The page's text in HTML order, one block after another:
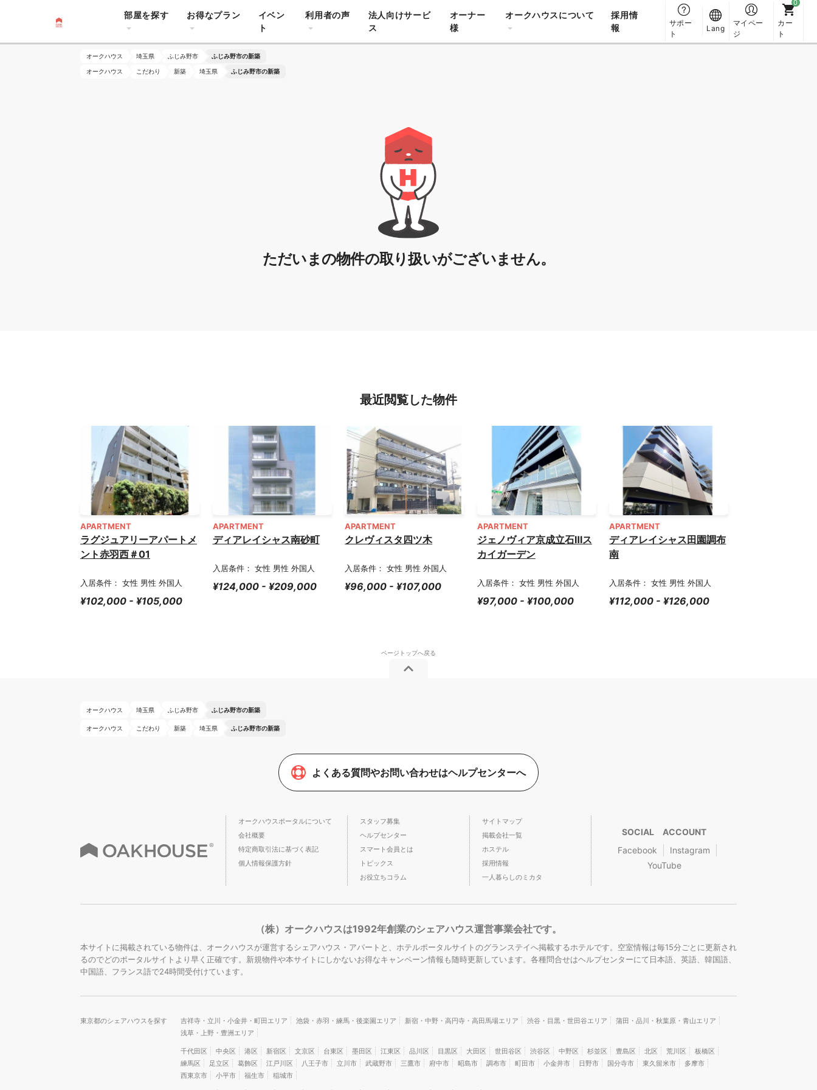
部屋を探す お得なプラン
イベン
ト
利用者の声
法人向けサービ
ス
オーナー
様
オークハウスについて
採用情
報
サポー
ト
Lang
マイペー
ジ
カー
ト
オークハウス 埼玉県 ふじみ野市 ふじみ野市の新築
オークハウス こだわり 新築 埼玉県 ふじみ野市の新築
ただいまの物件の取り扱いがございません。
最近閲覧した物件
APARTMENT
ラグジュアリーアパートメ
ント赤羽西＃01
入居条件： 女性 男性 外国人
¥102,000 - ¥105,000
APARTMENT
ディアレイシャス南砂町
入居条件： 女性 男性 外国人
¥124,000 - ¥209,000
APARTMENT
クレヴィスタ四ツ木
入居条件： 女性 男性 外国人
¥96,000 - ¥107,000
APARTMENT
ジェノヴィア京成立石Ⅲス
カイガーデン
入居条件： 女性 男性 外国人
¥97,000 - ¥100,000
APARTMENT
ディアレイシャス田園調布
南
入居条件： 女性 男性 外国人
¥112,000 - ¥126,000
オークハウス 埼玉県 ふじみ野市 ふじみ野市の新築
オークハウス こだわり 新築 埼玉県 ふじみ野市の新築
よくある質問やお問い合わせはヘルプセンターへ
オークハウスポータルについて
会社概要
特定商取引法に基づく表記
個人情報保護方針
スタッフ募集
ヘルプセンター
スマート会員とは
トピックス
お役立ちコラム
サイトマップ
掲載会社一覧
ホステル
採用情報
一人暮らしのミカタ
SOCIAL ACCOUNT
Facebook
Instagram
YouTube
（株）オークハウスは1992年創業のシェアハウス運営事業会社です。
本サイトに掲載されている物件は、オークハウスが運営するシェアハウス・アパートと、ホテルポータルサイトのグランステイへ掲載するホテルです。空室情報は毎15分ごとに更新され
るのでどのポータルサイトより早く正確です。新規物件や本サイトにしかないお得なキャンペーン情報も随時更新しています。各種問合せはヘルプセンターにて日本語、英語、韓国語、
中国語、フランス語で24時間受付けています。
東京都のシェアハウスを探す 吉祥寺・立川・小金井・町田エリア 池袋・赤羽・練馬・後楽園エリア 新宿・中野・高円寺・高田馬場エリア 渋谷・目黒・世田谷エリア
蒲田・品川・秋葉原・青山エリア
浅草・上野・豊洲エリア
千代田区 中央区 港区 新宿区 文京区 台東区 墨田区 江東区 品川区 目黒区 大田区 世田谷区 渋谷区 中野区 杉並区 豊島区 北区 荒川区
板橋区
練馬区
足立区 葛飾区 江戸川区 八王子市 立川市 武蔵野市 三鷹市 府中市 昭島市 調布市 町田市 小金井市 日野市 国分寺市 東久留米市
多摩市
西東京市
小平市 福生市 稲城市